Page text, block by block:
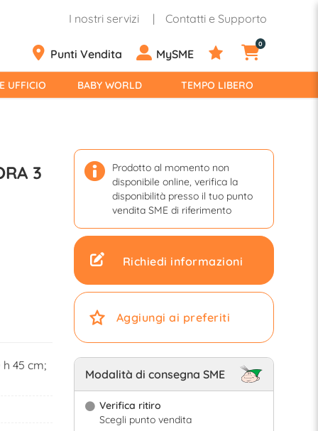
I nostri servizi Contatti e Supporto
Punti Vendita MySME
0
UFFICIO BABY WORLD TEMPO LIBERO
3
45 cm;
Prodotto al momento non
disponibile online, verifica la
disponibilità presso il tuo punto
vendita SME di riferimento
Richiedi informazioni
Aggiungi ai preferiti
Modalità di consegna SME
Verifica ritiro
Scegli punto vendita